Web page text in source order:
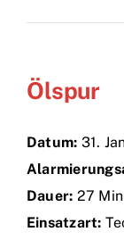
Bürgerinfo
Über uns
Technik
Ölspur
Datum: 31.
Dauer: 27
Einsatzart: